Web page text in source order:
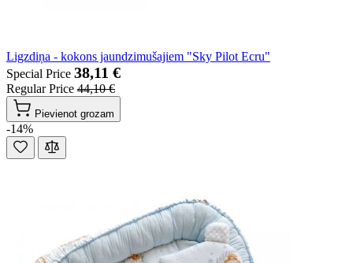
Ligzdiņa - kokons jaundzimušajiem "Sky Pilot Ecru"
Special Price 38,11 €
Regular Price 44,10 €
Pievienot grozam
-14%